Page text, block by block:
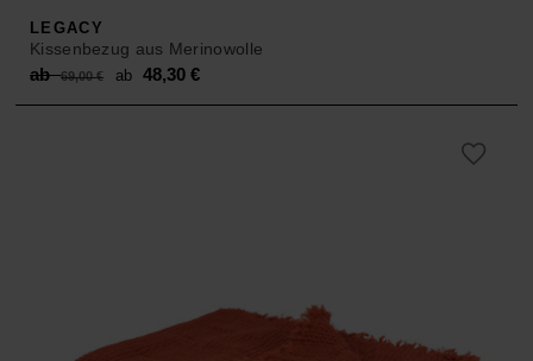
LEGACY
Kissenbezug aus Merinowolle
ab69,00€
Original
price
ab 48,30 €Current
price